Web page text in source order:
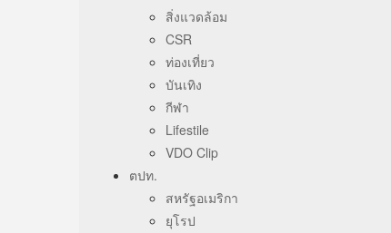
สิ่งแวดล้อม
CSR
ท่องเที่ยว
บันเทิง
กีฬา
Lifestile
VDO Clip
ตปท.
สหรัฐอเมริกา
ยุโรป